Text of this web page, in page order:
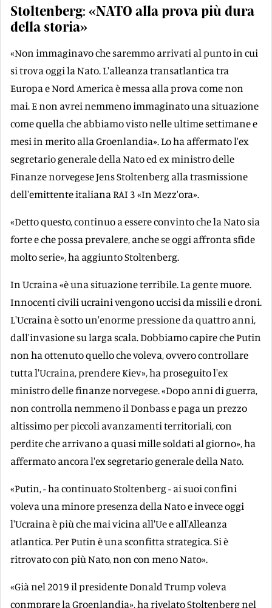
Stoltenberg: «NATO alla prova più dura
della storia»
«Non immaginavo che saremmo arrivati al punto in cui
si trova oggi la Nato. L'alleanza transatlantica tra
Europa e Nord America è messa alla prova come non
mai. E non avrei nemmeno immaginato una situazione
come quella che abbiamo visto nelle ultime settimane e
mesi in merito alla Groenlandia». Lo ha affermato l'ex
segretario generale della Nato ed ex ministro delle
Finanze norvegese Jens Stoltenberg alla trasmissione
dell'emittente italiana RAI 3 «In Mezz'ora».
«Detto questo, continuo a essere convinto che la Nato sia
forte e che possa prevalere, anche se oggi affronta sfide
molto serie», ha aggiunto Stoltenberg.
In Ucraina «è una situazione terribile. La gente muore.
Innocenti civili ucraini vengono uccisi da missili e droni.
L'Ucraina è sotto un'enorme pressione da quattro anni,
dall'invasione su larga scala. Dobbiamo capire che Putin
non ha ottenuto quello che voleva, ovvero controllare
tutta l'Ucraina, prendere Kiev», ha proseguito l'ex
ministro delle finanze norvegese. «Dopo anni di guerra,
non controlla nemmeno il Donbass e paga un prezzo
altissimo per piccoli avanzamenti territoriali, con
perdite che arrivano a quasi mille soldati al giorno», ha
affermato ancora l'ex segretario generale della Nato.
«Putin, - ha continuato Stoltenberg - ai suoi confini
voleva una minore presenza della Nato e invece oggi
l'Ucraina è più che mai vicina all'Ue e all'Alleanza
atlantica. Per Putin è una sconfitta strategica. Si è
ritrovato con più Nato, non con meno Nato».
«Già nel 2019 il presidente Donald Trump voleva
conmprare la Groenlandia», ha rivelato Stoltenberg nel